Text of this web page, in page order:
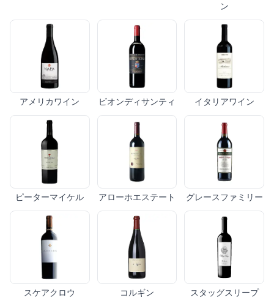
ン
アメリカワイン ビオンディサンティ イタリアワイン
ピーターマイケル アローホエステート グレースファミリー
スケアクロウ コルギン スタッグスリープ